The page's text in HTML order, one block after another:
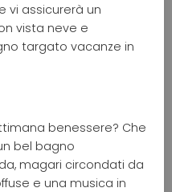
vi assicurerà un
vista neve e
targato vacanze in
benessere? Che
bel bagno
magari circondati da
e una musica in